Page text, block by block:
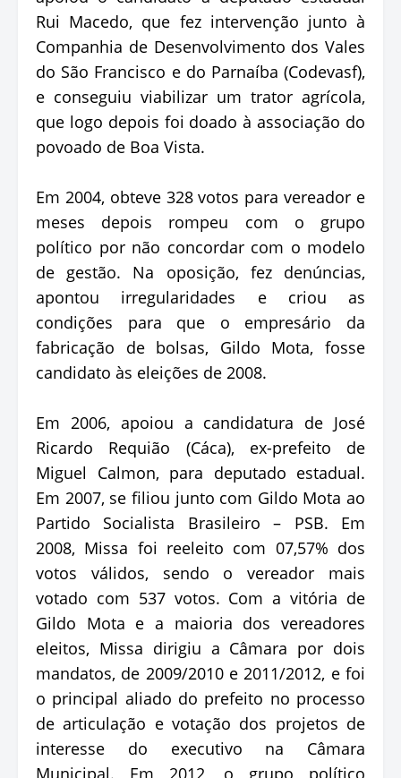
Rui Macedo, que fez intervenção junto à
Companhia de Desenvolvimento dos Vales
do São Francisco e do Parnaíba (Codevasf),
e conseguiu viabilizar um trator agrícola,
que logo depois foi doado à associação do
povoado de Boa Vista.
Em 2004, obteve 328 votos para vereador e
meses depois rompeu com o grupo
político por não concordar com o modelo
de gestão. Na oposição, fez denúncias,
apontou irregularidades e criou as
condições para que o empresário da
fabricação de bolsas, Gildo Mota, fosse
candidato às eleições de 2008.
Em 2006, apoiou a candidatura de José
Ricardo Requião (Cáca), ex-prefeito de
Miguel Calmon, para deputado estadual.
Em 2007, se filiou junto com Gildo Mota ao
Partido Socialista Brasileiro – PSB. Em
2008, Missa foi reeleito com 07,57% dos
votos válidos, sendo o vereador mais
votado com 537 votos. Com a vitória de
Gildo Mota e a maioria dos vereadores
eleitos, Missa dirigiu a Câmara por dois
mandatos, de 2009/2010 e 2011/2012, e foi
o principal aliado do prefeito no processo
de articulação e votação dos projetos de
interesse do executivo na Câmara